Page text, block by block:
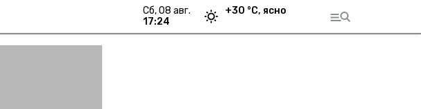
сб, 08 авг.
17:24
+30 °С, ясно